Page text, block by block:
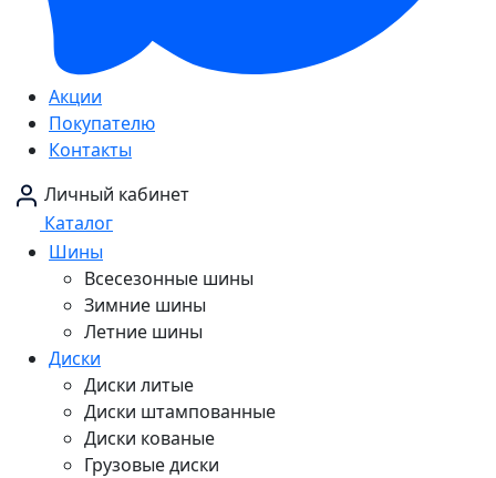
Акции
Покупателю
Контакты
Личный кабинет
Каталог
Шины
Всесезонные шины
Зимние шины
Летние шины
Диски
Диски литые
Диски штампованные
Диски кованые
Грузовые диски